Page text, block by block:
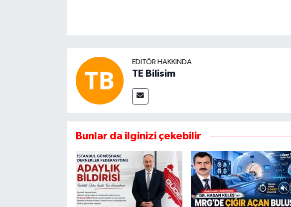
EDITÖR HAKKINDA
TE Bilisim
Bunlar da ilginizi çekebilir